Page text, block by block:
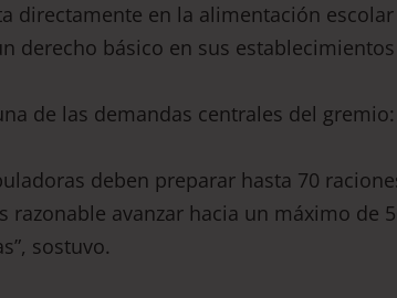
directamente en la alimentación
derecho básico en sus
de las demandas centrales del
deben preparar hasta 70
razonable avanzar hacia un máximo de
sostuvo.